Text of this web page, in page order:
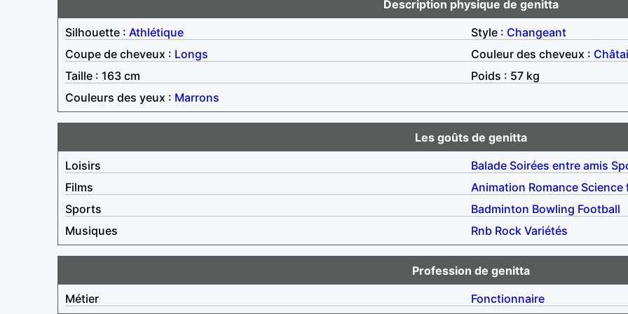
Description physique de genitta
Silhouette : Athlétique Style : Changeant
Coupe de cheveux : Longs Couleur des cheveux :
Taille : 163 cm
Poids : 57 kg
Couleurs des yeux : Marrons
Les goûts de genitta
Loisirs
Balade Soirées entre amis
Films
Animation Romance Science
Sports
Badminton Bowling Football
Musiques
Rnb Rock Variétés
Profession de genitta
Métier
Fonctionnaire